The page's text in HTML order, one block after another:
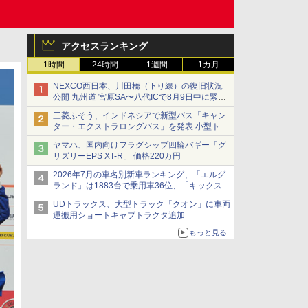
アクセスランキング
1時間 24時間 1週間 1カ月
NEXCO西日本、川田橋（下り線）の復旧状況
公開 九州道 宮原SA〜八代ICで8月9日中に緊急
車両を通行可能に
三菱ふそう、インドネシアで新型バス「キャン
ター・エクストラロングバス」を発表 小型トラ
ックベースの観光・旅客輸送向けバス
ヤマハ、国内向けフラグシップ四輪バギー「グ
リズリーEPS XT-R」 価格220万円
2026年7月の車名別新車ランキング、「エルグ
ランド」は1883台で乗用車36位、「キックス」
は2591台で27位に
UDトラックス、大型トラック「クオン」に車両
運搬用ショートキャブトラクタ追加
もっと見る